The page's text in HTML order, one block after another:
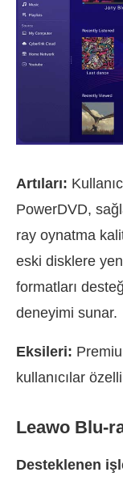
Artıları:
PowerDVD,
ray oynatma
eski disklere
formatları
deneyimi sunar.
Eksileri:
kullanıcılar
Leawo Blu-
Desteklenen